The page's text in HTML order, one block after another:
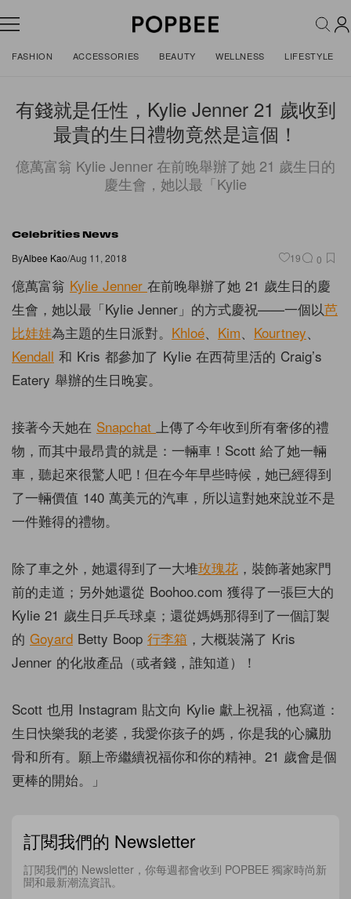
FASHION ACCESSORIES BEAUTY WELLNESS LIFESTYLE
有錢就是任性，Kylie Jenner 21 歲收到
最貴的生日禮物竟然是這個！
億萬富翁 Kylie Jenner 在前晚舉辦了她 21 歲生日的
慶生會，她以最「Kylie
Celebrities News
ByAlbee Kao/Aug 11, 2018 19 0
億萬富翁 Kylie Jenner 在前晚舉辦了她 21 歲生日的慶
生會，她以最「Kylie Jenner」的方式慶祝——一個以芭
比娃娃為主題的生日派對。 Khloé、 Kim、 Kourtney、
Kendall 和 Kris 都參加了 Kylie 在西荷里活的 Craig’s
Eatery 舉辦的生日晚宴。
接著今天她在 Snapchat 上傳了今年收到所有奢侈的禮
物，而其中最昂貴的就是：一輛車！Scott 給了她一輛
車，聽起來很驚人吧！但在今年早些時候，她已經得到
了一輛價值 140 萬美元的汽車，所以這對她來說並不是
一件難得的禮物。
除了車之外，她還得到了一大堆玫瑰花 ，裝飾著她家門
前的走道；另外她還從 Boohoo.com 獲得了一張巨大的
Kylie 21 歲生日乒乓球桌；還從媽媽那得到了一個訂製
的 Goyard Betty Boop 行李箱 ，大概裝滿了 Kris
Jenner 的化妝產品（或者錢，誰知道）！
Scott 也用 Instagram 貼文向 Kylie 獻上祝福，他寫道：
生日快樂我的老婆，我愛你孩子的媽，你是我的心臟肋
骨和所有。願上帝繼續祝福你和你的精神。21 歲會是個
更棒的開始。」
訂閱我們的 Newsletter
訂閱我們的 Newsletter，你每週都會收到 POPBEE 獨家時尚新
聞和最新潮流資訊。